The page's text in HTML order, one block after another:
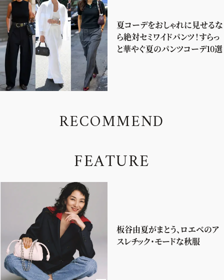
夏コーデをおしゃれに見せるな
ら絶対セミワイドパンツ！すらっ
と華やぐ夏のパンツコーデ10選
RECOMMEND
FEATURE
板谷由夏がまとう、ロエベのア
スレチック・モードな秋服